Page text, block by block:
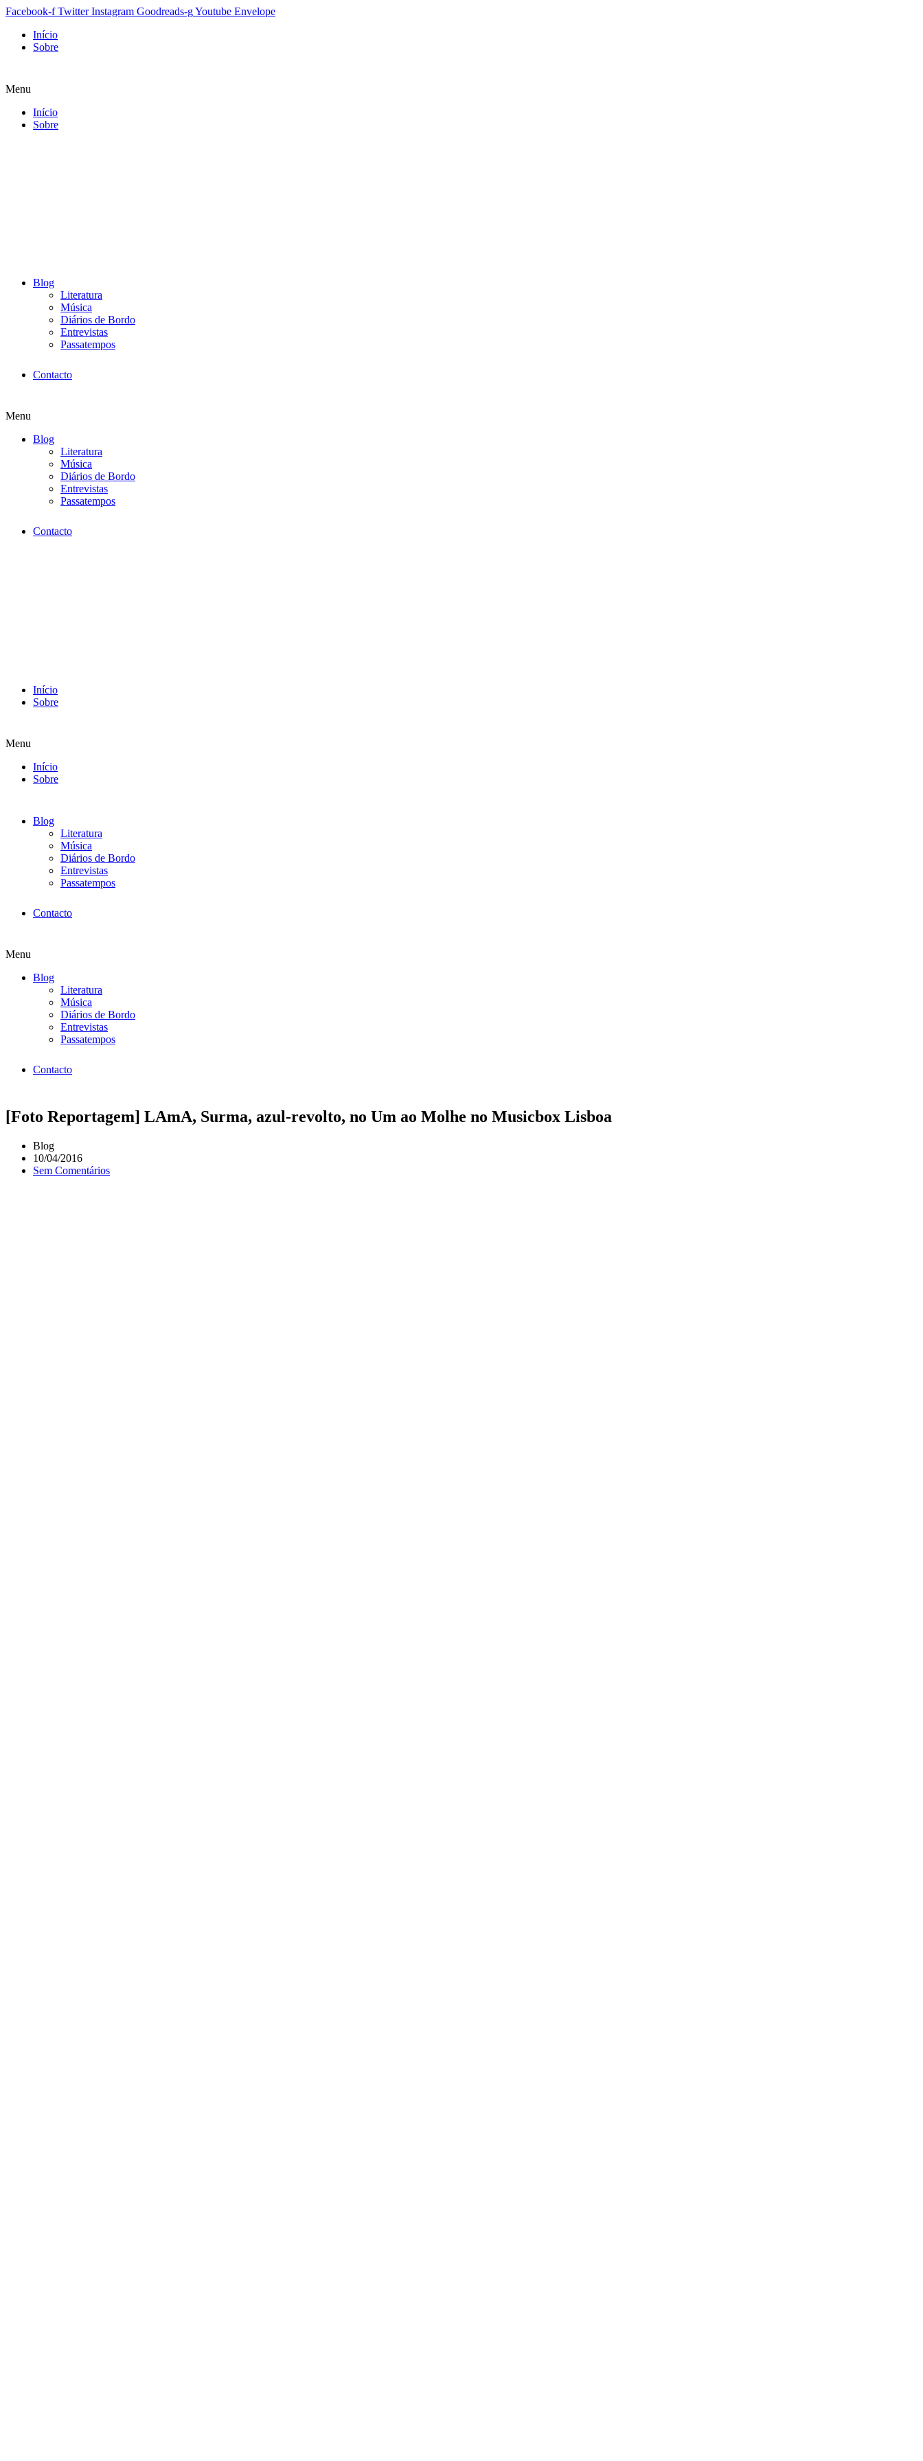
Facebook-f Twitter Instagram Goodreads-gYoutube Envelope
Início
Sobre
Menu
Início
Sobre
Blog
Literatura
Música
Diários de Bordo
Entrevistas
Passatempos
Contacto
Menu
Blog
Literatura
Música
Diários de Bordo
Entrevistas
Passatempos
Contacto
Início
Sobre
Menu
Início
Sobre
Blog
Literatura
Música
Diários de Bordo
Entrevistas
Passatempos
Contacto
Menu
Blog
Literatura
Música
Diários de Bordo
Entrevistas
Passatempos
Contacto
[Foto Reportagem] LAmA, Surma, azul-revolto, no Um ao Molhe no Musicbox Lisboa
Blog
10/04/2016
Sem Comentários